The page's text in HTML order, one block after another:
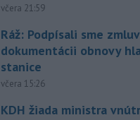
včera 21:59
Ráž: Podpísali sme
dokumentácii obnovy
stanice
včera 15:26
KDH žiada ministra